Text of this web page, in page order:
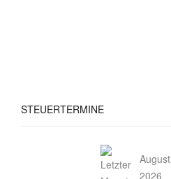
STEUERTERMINE
August
2026